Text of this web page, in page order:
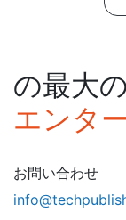
の最大
エンタ
お問い合わせ